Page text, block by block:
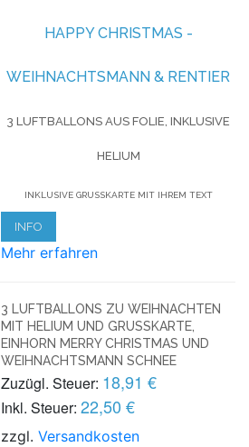
HAPPY CHRISTMAS -
WEIHNACHTSMANN & RENTIER
3 LUFTBALLONS AUS FOLIE, INKLUSIVE
HELIUM
INKLUSIVE GRUSSKARTE MIT IHREM TEXT
INFO
Mehr erfahren
3 LUFTBALLONS ZU WEIHNACHTEN
MIT HELIUM UND GRUSSKARTE, E
INHORN MERRY CHRISTMAS UND W
EIHNACHTSMANN SCHNEE
Zuzügl. Steuer: 18,91 €
Inkl. Steuer: 22,50 €
zzgl.Versandkosten